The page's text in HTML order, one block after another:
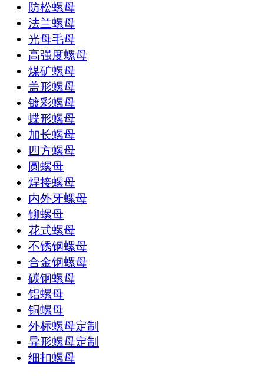
防松螺母
法兰螺母
光母毛母
高强度螺母
煤矿螺母
盖形螺母
镀彩螺母
蝶形螺母
加长螺母
四方螺母
圆螺母
焊接螺母
内外牙螺母
铆螺母
花式螺母
不锈钢螺母
合金钢螺母
碳钢螺母
铝螺母
铜螺母
外标螺母定制
异形螺母定制
细扣螺母